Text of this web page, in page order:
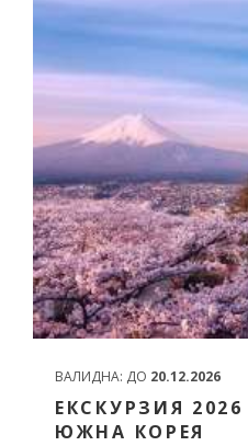
ЧОВЕК
ВАЛИДНА: ДО 20.12.2026
ЕКСКУРЗИЯ
ЮЖНА КОРЕЯ